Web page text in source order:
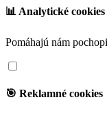
📊 Analytické cookies
Pomáhajú nám
🎯 Reklamné cookies